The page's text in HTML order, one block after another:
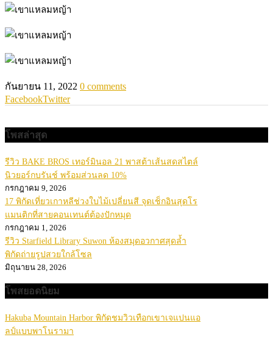
กันยายน 11, 2022 0 comments
FacebookTwitter
โพสล่าสุด
รีวิว BAKE BROS เทอร์มินอล 21 พาสต้าเส้นสดสไตล์
นิวยอร์กบรันช์ พร้อมส่วนลด 10%
กรกฎาคม 9, 2026
17 พิกัดเที่ยวเกาหลีช่วงใบไม้เปลี่ยนสี จุดเช็กอินสุดโร
แมนติกที่สายคอนเทนต์ต้องปักหมุด
กรกฎาคม 1, 2026
รีวิว Starfield Library Suwon ห้องสมุดอวกาศสุดล้ำ
พิกัดถ่ายรูปสวยใกล้โซล
มิถุนายน 28, 2026
โพสยอดนิยม
Hakuba Mountain Harbor พิกัดชมวิวเทือกเขาเจแปนแอ
ลป์แบบพาโนรามา